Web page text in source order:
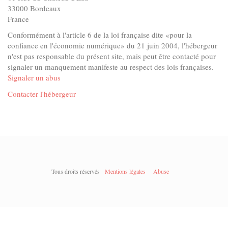
33000 Bordeaux
France
Conformément à l'article 6 de la loi française dite «pour la
confiance en l'économie numérique» du 21 juin 2004, l'hébergeur
n'est pas responsable du présent site, mais peut être contacté pour
signaler un manquement manifeste au respect des lois françaises.
Signaler un abus
Contacter l'hébergeur
Tous droits réservés Mentions légales Abuse